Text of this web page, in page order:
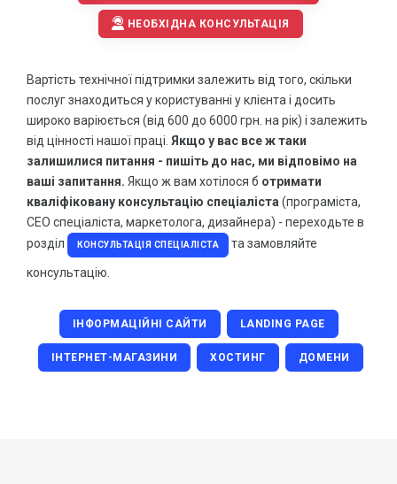
відвідувач…
Все що необхідно знати про SSL сертифікат
Що таке HTTPS і чому він потрібний для сайту
ВСІ СТАТТІ
Акції та знижки
Знижка на додавання сайту до Google сервісів
Знижка на SSL для сайту
НЕОБХІДНА КОНСУЛЬТАЦІЯ
Вартість технічної підтримки залежить від того, скільки
послуг знаходиться у користуванні у клієнта і досить
широко варіюється (від 600 до 6000 грн. на рік) і залежить
від цінності нашої праці. Якщо у вас все ж таки
залишилися питання - пишіть до нас, ми відповімо на
ваші запитання. Якщо ж вам хотілося б отримати
кваліфіковану консультацію спеціаліста (програміста,
СЕО спеціаліста, маркетолога, дизайнера) - переходьте в
розділ
КОНСУЛЬТАЦІЯ СПЕЦІАЛІСТА та замовляйте
консультацію.
ІНФОРМАЦІЙНІ САЙТИ LANDING PAGE
ІНТЕРНЕТ-МАГАЗИНИ ХОСТИНГ ДОМЕНИ